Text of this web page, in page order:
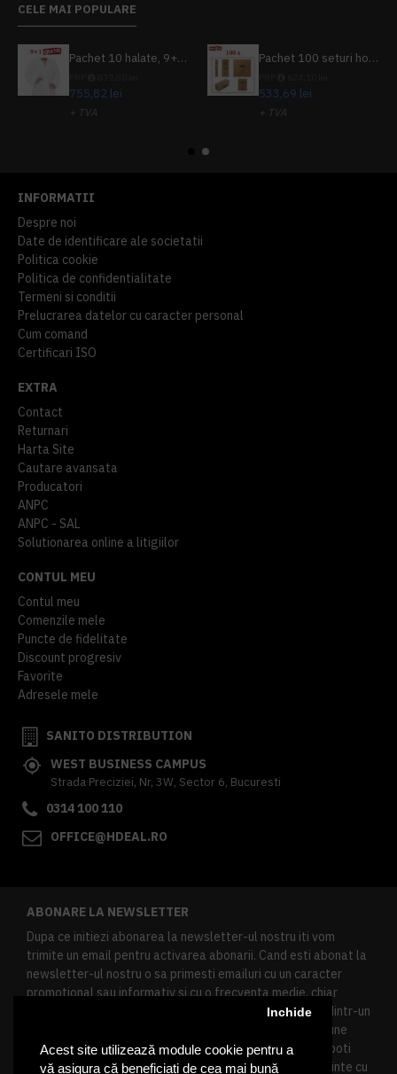
Acest site utilizează module cookie pentru a
vă asigura că beneficiați de cea mai bună
Inchide
CELE MAI POPULARE
Pachet 10 halate, 9+1 gratuit
755,82 lei
+ TVA
Pachet 100 seturi hoteliere, set dentar, set barbierit, casca de dus, pila unghii, set cusut
533,69 lei
+ TVA
INFORMATII
Despre noi
Date de identificare ale societatii
Politica cookie
Politica de confidentialitate
Termeni si conditii
Prelucrarea datelor cu caracter personal
Cum comand
Certificari ISO
EXTRA
Contact
Returnari
Harta Site
Cautare avansata
Producatori
ANPC
ANPC - SAL
Solutionarea online a litigiilor
CONTUL MEU
Contul meu
Comenzile mele
Puncte de fidelitate
Discount progresiv
Favorite
Adresele mele
SANITO DISTRIBUTION
WEST BUSINESS CAMPUS
Strada Preciziei, Nr, 3W, Sector 6, Bucuresti
0314 100 110
OFFICE@HDEAL.RO
ABONARE LA NEWSLETTER
Dupa ce initiezi abonarea la newsletter-ul nostru iti vom
trimite un email pentru activarea abonarii. Cand esti abonat la
newsletter-ul nostru o sa primesti emailuri cu un caracter
promotional sau informativ si cu o frecventa medie, chiar
redusa. Daca doresti sa te dezabonezi poti urma linkul dintr-un
newsletter primit, daca esti client inregistrat ai o sectiune
speciala in contul tau in acest scop, si de asemenea ne poti
contacta oricand pe email pentru orice intrebari sau cerinte cu